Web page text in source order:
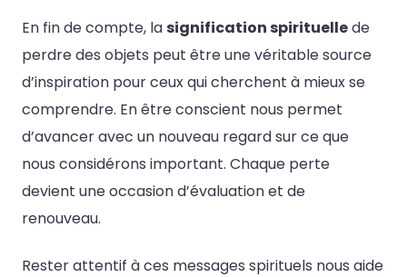
En fin de compte, la signification spirituellede
perdre des objets peut être une véritable source
d’inspiration pour ceux qui cherchent à mieux se
comprendre. En être conscient nous permet
d’avancer avec un nouveau regard sur ce que
nous considérons important. Chaque perte
devient une occasion d’évaluation et de
renouveau.
Rester attentif à ces messages spirituels nous aide